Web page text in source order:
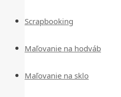
Scrapbooking
Maľovanie na hodváb
Maľovanie na sklo